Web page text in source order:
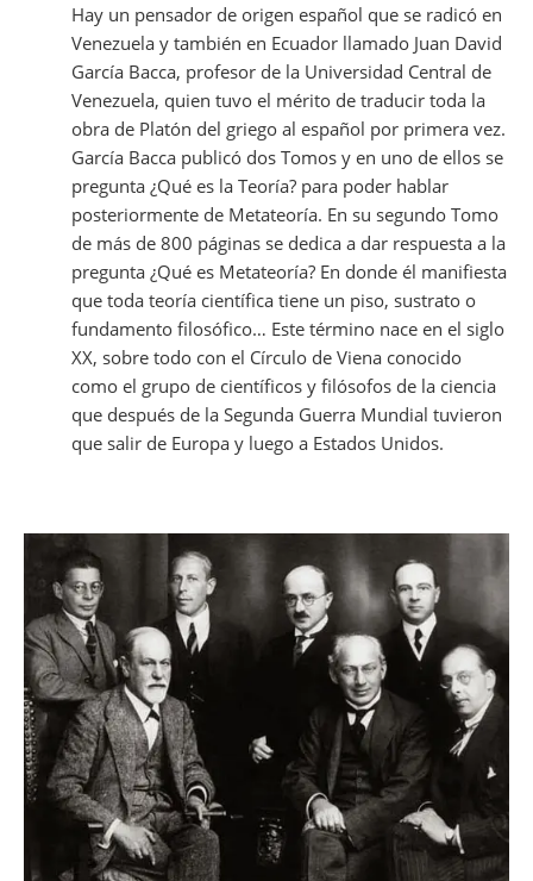
Hay un pensador de origen español que se radicó en
Venezuela y también en Ecuador llamado Juan David
García Bacca, profesor de la Universidad Central de
Venezuela, quien tuvo el mérito de traducir toda la
obra de Platón del griego al español por primera vez.
García Bacca publicó dos Tomos y en uno de ellos se
pregunta ¿Qué es la Teoría? para poder hablar
posteriormente de Metateoría. En su segundo Tomo
de más de 800 páginas se dedica a dar respuesta a la
pregunta ¿Qué es Metateoría? En donde él manifiesta
que toda teoría científica tiene un piso, sustrato o
fundamento filosófico… Este término nace en el siglo
XX, sobre todo con el Círculo de Viena conocido
como el grupo de científicos y filósofos de la ciencia
que después de la Segunda Guerra Mundial tuvieron
que salir de Europa y luego a Estados Unidos.